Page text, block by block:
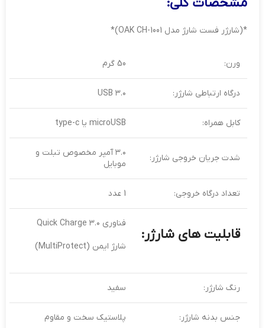
*(شارژر فست شارژ مدل OAK CH-1001)*
ورن: 50 گرم
درگاه ارتباطی شارژر: USB ۳.۰
کابل همراه: microUSB یا type-c
شدت جریان خروجی شارژر:
۳.۰ آمپر مخصوص تبلت و
موبایل
تعداد درگاه خروجی: 1 عدد
قابلیت های شارژر:
فناوری Quick Charge ۳.۰
شارژ ایمن (MultiProtect)
رنگ شارژر: سفید
جنس بدنه شارژر: پلاستیک سخت و مقاوم